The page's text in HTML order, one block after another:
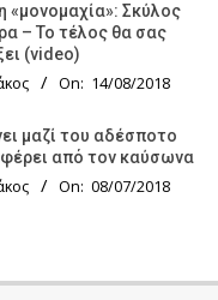
«μονομαχία»: Σκύλος
– Το τέλος θα σας
(video)
On: 14/08/2018
μαζί του αδέσποτο
από τον καύσωνα
On: 08/07/2018